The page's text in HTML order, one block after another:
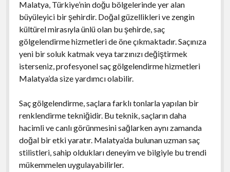
Malatya, Türkiye’nin doğu bölgelerinde yer alan
büyüleyici bir şehirdir. Doğal güzellikleri ve zengin
kültürel mirasıyla ünlü olan bu şehirde, saç
gölgelendirme hizmetleri de öne çıkmaktadır. Saçınıza
yeni bir soluk katmak veya tarzınızı değiştirmek
isterseniz, profesyonel saç gölgelendirme hizmetleri
Malatya’da size yardımcı olabilir.
Saç gölgelendirme, saçlara farklı tonlarla yapılan bir
renklendirme tekniğidir. Bu teknik, saçların daha
hacimli ve canlı görünmesini sağlarken aynı zamanda
doğal bir etki yaratır. Malatya’da bulunan uzman saç
stilistleri, sahip oldukları deneyim ve bilgiyle bu trendi
mükemmelen uygulayabilirler.